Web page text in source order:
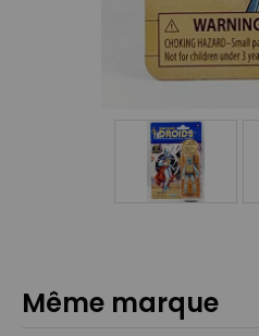
Même marque